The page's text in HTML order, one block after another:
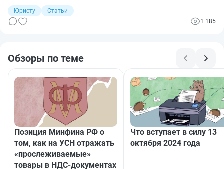
прослеживаемости товаров. Рассмотрим, что это такое и
какие ключевые аспекты необходимо знать бизнесу,
работающему с импортом.
Юристу
Статьи
1 185
Обзоры по теме
Позиция Минфина РФ о
том, как на УСН отражать
«прослеживаемые»
товары в НДС-документах
Что вступает в силу 13
октября 2024 года